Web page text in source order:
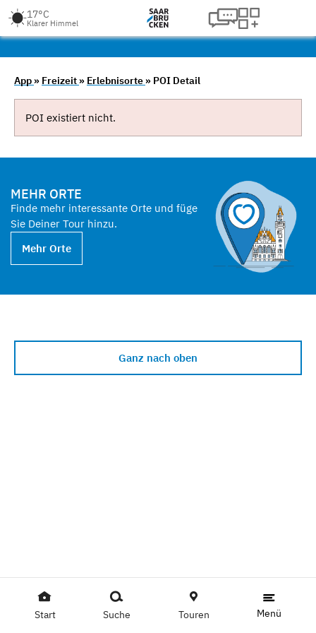
17°C
Klarer Himmel
App » Freizeit » Erlebnisorte » POI Detail
POI existiert nicht.
MEHR ORTE
Finde mehr interessante Orte und füge
Sie Deiner Tour hinzu.
Mehr Orte
Ganz nach oben
Start Suche Touren Menü